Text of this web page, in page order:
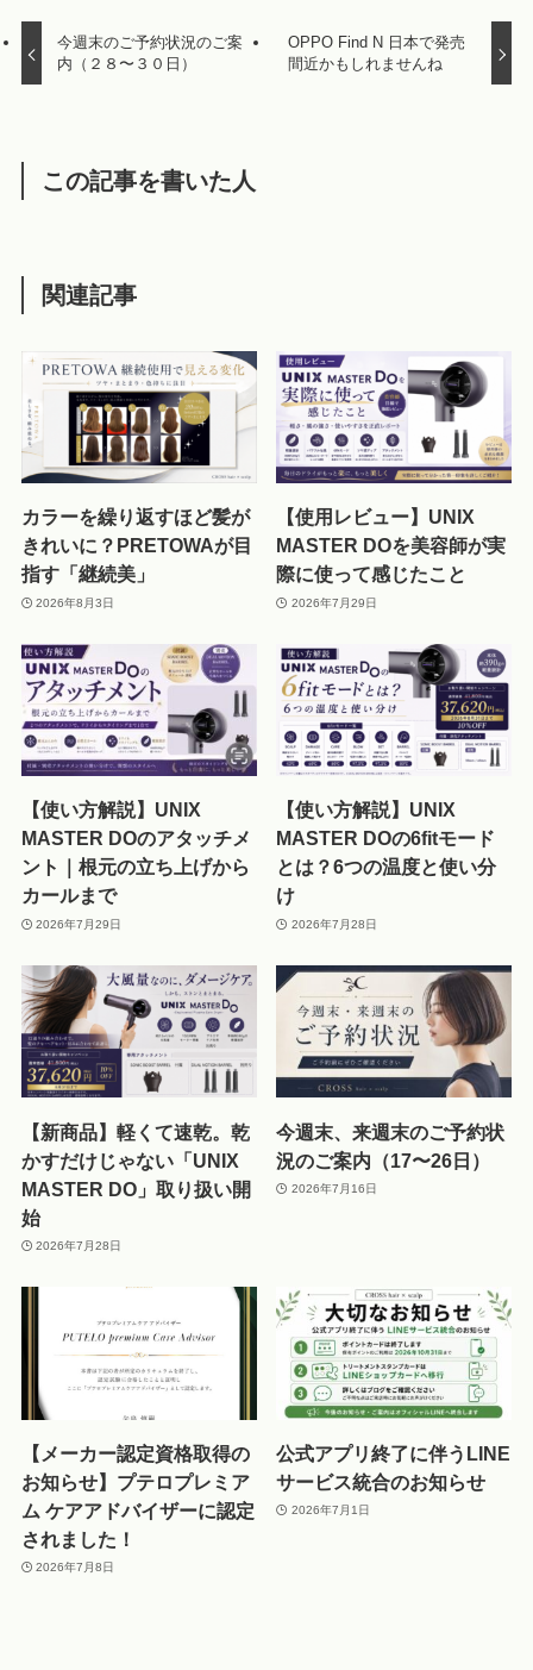
今週末のご予約状況のご案
内（２８〜３０日）
OPPO Find N 日本で発売
間近かもしれませんね
この記事を書いた人
関連記事
カラーを繰り返すほど髪が
きれいに？PRETOWAが目
指す「継続美」
2026年8月3日
【使用レビュー】UNIX
MASTER DOを美容師が実
際に使って感じたこと
2026年7月29日
【使い方解説】UNIX
MASTER DOのアタッチメ
ント｜根元の立ち上げから
カールまで
2026年7月29日
【使い方解説】UNIX
MASTER DOの6fitモード
とは？6つの温度と使い分
け
2026年7月28日
【新商品】軽くて速乾。乾
かすだけじゃない「UNIX
MASTER DO」取り扱い開
始
2026年7月28日
今週末、来週末のご予約状
況のご案内（17〜26日）
2026年7月16日
【メーカー認定資格取得の
お知らせ】プテロプレミア
ム ケアアドバイザーに認定
されました！
2026年7月8日
公式アプリ終了に伴うLINE
サービス統合のお知らせ
2026年7月1日